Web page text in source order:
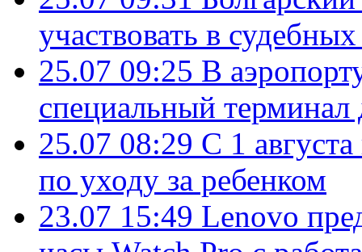
участвовать в
25.07 09:25 В
специальный терминал
25.07 08:29 С 1
по уходу за ребенком
23.07 15:49 Lenovo